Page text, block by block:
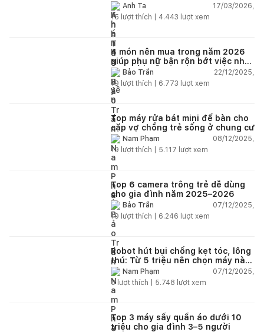
Anh Ta
17/03/2026,
15 lượt thích | 4.443 lượt xem
4 món nên mua trong năm 2026
giúp phụ nữ bận rộn bớt việc nhà,
nhẹ đầu mỗi ngày
Bảo Trần
22/12/2025,
19 lượt thích | 6.773 lượt xem
Top máy rửa bát mini để bàn cho
cặp vợ chồng trẻ sống ở chung cư
Nam Phạm
08/12/2025,
19 lượt thích | 5.117 lượt xem
Top 6 camera trông trẻ dễ dùng
cho gia đình năm 2025–2026
Bảo Trần
07/12/2025,
19 lượt thích | 6.246 lượt xem
Robot hút bụi chống kẹt tóc, lông
thú: Từ 5 triệu nên chọn máy nào
năm 2025–2026?
Nam Phạm
07/12/2025,
6lượt thích | 5.748 lượt xem
Top 3 máy sấy quần áo dưới 10
triệu cho gia đình 3–5 người